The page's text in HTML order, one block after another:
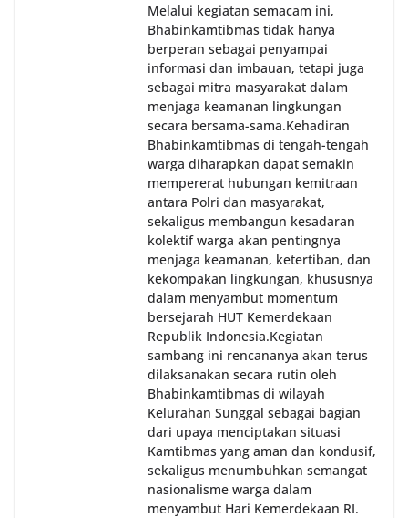
Melalui kegiatan semacam ini,
Bhabinkamtibmas tidak hanya
berperan sebagai penyampai
informasi dan imbauan, tetapi juga
sebagai mitra masyarakat dalam
menjaga keamanan lingkungan
secara bersama-sama.‎‎Kehadiran
Bhabinkamtibmas di tengah-tengah
warga diharapkan dapat semakin
mempererat hubungan kemitraan
antara Polri dan masyarakat,
sekaligus membangun kesadaran
kolektif warga akan pentingnya
menjaga keamanan, ketertiban, dan
kekompakan lingkungan, khususnya
dalam menyambut momentum
bersejarah HUT Kemerdekaan
Republik Indonesia.‎Kegiatan
sambang ini rencananya akan terus
dilaksanakan secara rutin oleh
Bhabinkamtibmas di wilayah
Kelurahan Sunggal sebagai bagian
dari upaya menciptakan situasi
Kamtibmas yang aman dan kondusif,
sekaligus menumbuhkan semangat
nasionalisme warga dalam
menyambut Hari Kemerdekaan RI.